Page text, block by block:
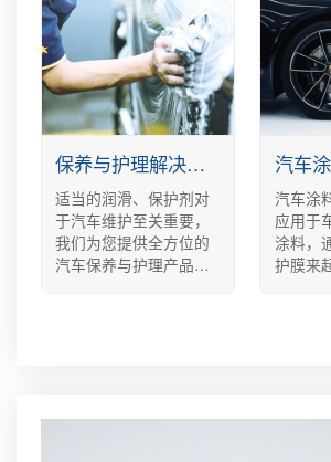
安心。
（PS）
酯（PU
（PVC
等，
企业提
务，为
解决方
保养与护理解决方案
适当的润滑、保护剂对
于汽车维护至关重要，
我们为您提供全方位的
汽车保养与护理产品，
汽车
汽车涂
应用于
涂料，
护膜来
美观
同的
酯类、